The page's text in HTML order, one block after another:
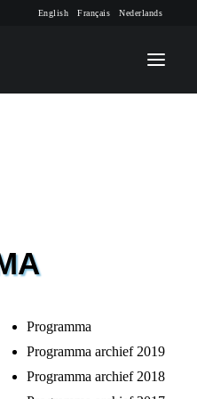
English Français Nederlands
Programma
Programma archief 2019
Programma archief 2018